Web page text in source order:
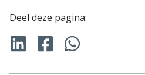
Deel deze pagina: